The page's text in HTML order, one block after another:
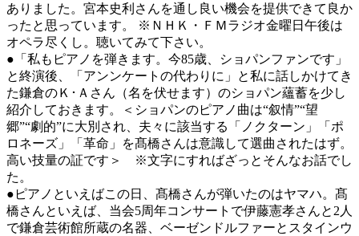
ありました。宮本史利さんを通し良い機会を提供できて良か
ったと思っています。 ※ＮＨＫ・ＦＭラジオ金曜日午後は
オペラ尽くし。聴いてみて下さい。
●「私もピアノを弾きます。今85歳、ショパンファンです」
と終演後、「アンンケートの代わりに」と私に話しかけてき
た鎌倉のＫ･Ａさん（名を伏せます）のショパン蘊蓄を少し
紹介しておきます。＜ショパンのピアノ曲は“叙情”“望
郷”“劇的”に大別され、夫々に該当する「ノクターン」「ポ
ロネーズ」「革命」を髙橋さんは意識して選曲されたはず。
高い技量の証です＞ ※文字にすればざっとそんなお話でし
た。
●ピアノといえばこの日、髙橋さんが弾いたのはヤマハ。髙
橋さんといえば、当会5周年コンサートで伊藤憲孝さんと2人
で鎌倉芸術館所蔵の名器、ベーゼンドルファーとスタインウ